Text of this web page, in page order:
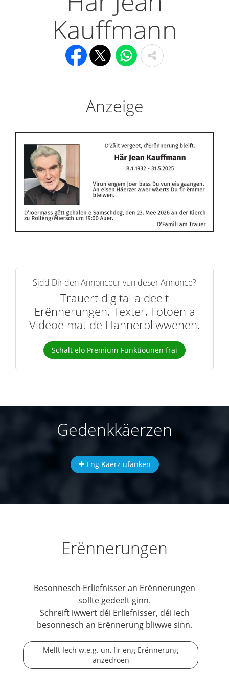
Kauffmann
Anzeige
Sidd Dir den Annonceur vun dëser Annonce?
Trauert digital a deelt
Erënnerungen, Texter, Fotoen a
Videoe mat de Hannerbliwwenen.
Schalt elo Premium-Funktiounen fräi
Gedenkkäerzen
Eng Käerz ufänken
Erënnerungen
Besonnesch Erliefnisser an Erënnerungen
sollte gedeelt ginn.
Schreift iwwert déi Erliefnisser, déi Iech
besonnesch an Erënnerung bliwwe sinn.
Mellt Iech w.e.g. un, fir eng Erënnerung
anzedroen